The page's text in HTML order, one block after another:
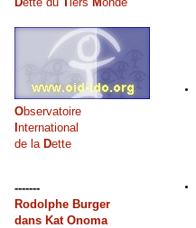
Observatoire
International
de la Dette
-------
Rodolphe Burger
dans Kat Onoma